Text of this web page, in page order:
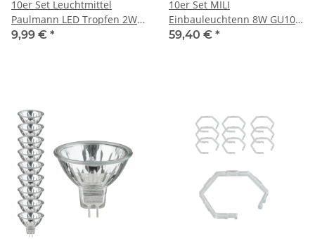
10er Set Leuchtmittel
Paulmann LED Tropfen 2W
E27 230V Grün Deko Licht
9,99 € *
10er Set MILI
Einbauleuchtenn 8W GU10
2700K Warmweiss 230V 430
59,40 € *